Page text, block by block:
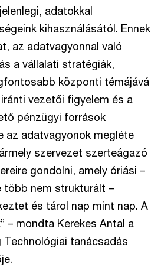
adatokkal
kihasználásától. Ennek
az adatvagyonnal való
a vállalati stratégiák,
központi témájává
vezetői figyelem és a
pénzügyi források
az adatvagyonok megléte
szervezet szerteágazó
gondolni, amely óriási –
több nem strukturált –
és tárol nap mint nap. A
– mondta Kerekes Antal a
Technológiai tanácsadás